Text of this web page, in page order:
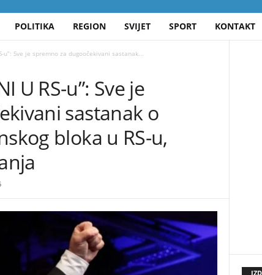
POLITIKA REGION SVIJET SPORT KONTAKT
u”: Sve je spremno za dugoočekivani sastanak...
U RS-u”: Sve je
sastanak o
bloka u RS-u,